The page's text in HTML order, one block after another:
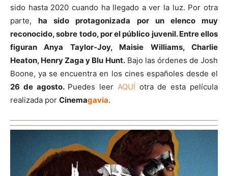
sido hasta 2020 cuando ha llegado a ver la luz. Por otra
parte,ha sido protagonizada por un elenco muy
reconocido, sobre todo, por el público juvenil. Entre ellos
figuran Anya Taylor-Joy, Maisie Williams, Charlie
Heaton, Henry Zaga y Blu Hunt.Bajo las órdenes de Josh
Boone, ya se encuentra en los cines españoles desde el
26 de agosto. Puedes leer AQUÍ otra de esta película
realizada por Cinemagavia.